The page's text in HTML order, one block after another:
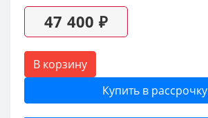
47 400 ₽
В корзину
Купить в рассрочку